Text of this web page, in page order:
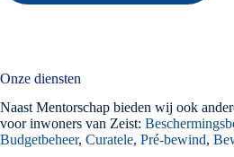
Onze diensten
Naast Mentorschap bieden wij ook
voor inwoners van Zeist:
Budgetbeheer, Curatele, Pré-bewind,